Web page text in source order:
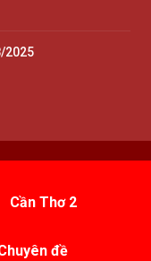
2025
Cần Thơ 2
đề